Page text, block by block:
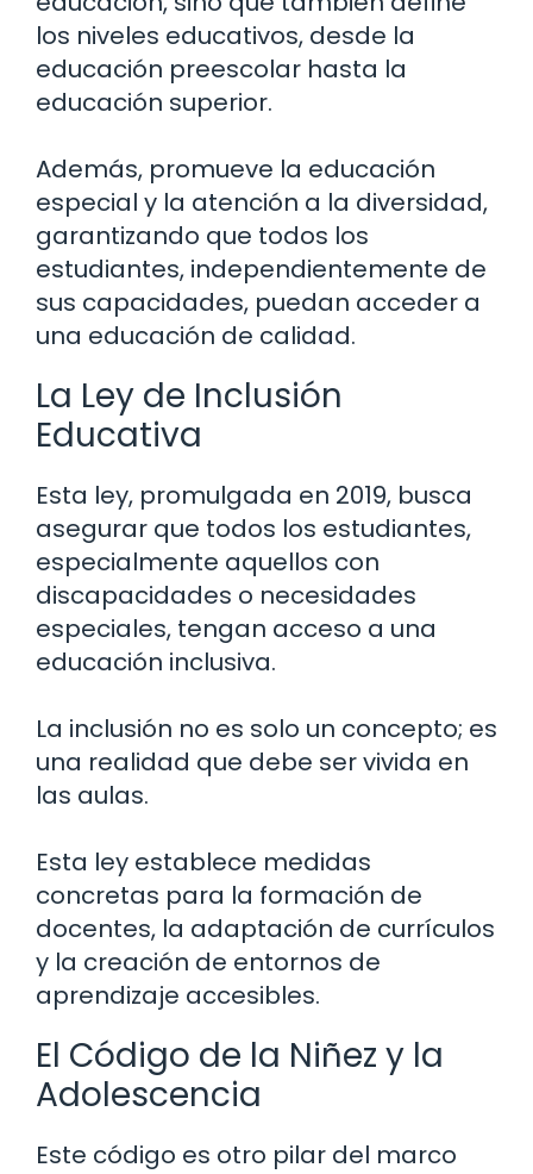
los niveles educativos, desde la
educación preescolar hasta la
educación superior.
Además, promueve la educación
especial y la atención a la diversidad,
garantizando que todos los
estudiantes, independientemente de
sus capacidades, puedan acceder a
una educación de calidad.
La Ley de Inclusión
Educativa
Esta ley, promulgada en 2019, busca
asegurar que todos los estudiantes,
especialmente aquellos con
discapacidades o necesidades
especiales, tengan acceso a una
educación inclusiva.
La inclusión no es solo un concepto; es
una realidad que debe ser vivida en
las aulas.
Esta ley establece medidas
concretas para la formación de
docentes, la adaptación de currículos
y la creación de entornos de
aprendizaje accesibles.
El Código de la Niñez y la
Adolescencia
Este código es otro pilar del marco